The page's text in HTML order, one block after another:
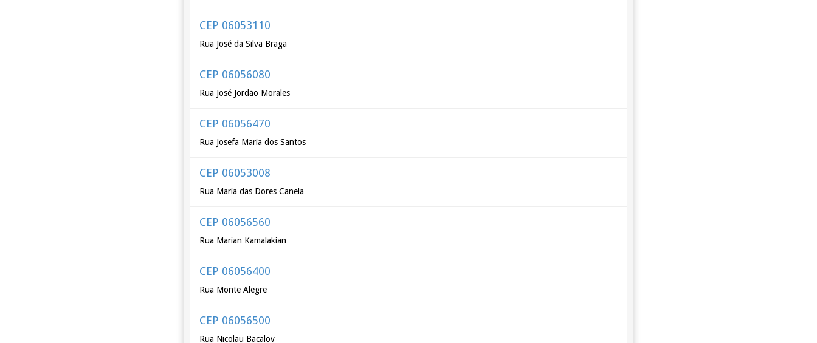
CEP 06053110
Rua José da Silva Braga
CEP 06056080
Rua José Jordão Morales
CEP 06056470
Rua Josefa Maria dos Santos
CEP 06053008
Rua Maria das Dores Canela
CEP 06056560
Rua Marian Kamalakian
CEP 06056400
Rua Monte Alegre
CEP 06056500
Rua Nicolau Bacalov